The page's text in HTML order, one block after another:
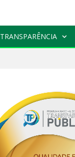
TRANSPARÊNCIA